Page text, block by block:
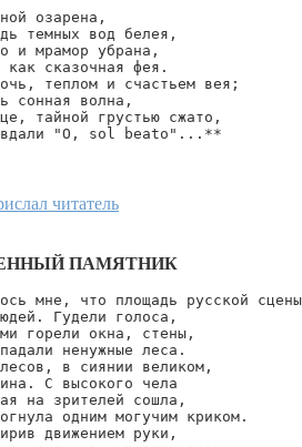
озарена,
темных вод белея,
и мрамор убрана,
как сказочная фея.
теплом и счастьем вея;
сонная волна,
тайной грустью сжато,
вдали "О, sol beato"...**
читатель
ПАМЯТНИК
мне, что площадь русской сцены
Гудели голоса,
горели окна, стены,
ненужные леса.
в сиянии великом,
С высокого чела
на зрителей сошла,
одним могучим криком.
движением руки,